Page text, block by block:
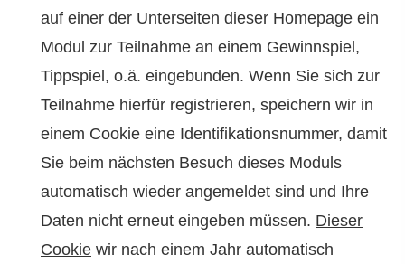
auf einer der Unterseiten dieser Homepage ein
Modul zur Teilnahme an einem Gewinnspiel,
Tippspiel, o.ä. eingebunden. Wenn Sie sich zur
Teilnahme hierfür registrieren, speichern wir in
einem Cookie eine Identifikationsnummer, damit
Sie beim nächsten Besuch dieses Moduls
automatisch wieder angemeldet sind und Ihre
Daten nicht erneut eingeben müssen. Dieser
Cookie wir nach einem Jahr automatisch